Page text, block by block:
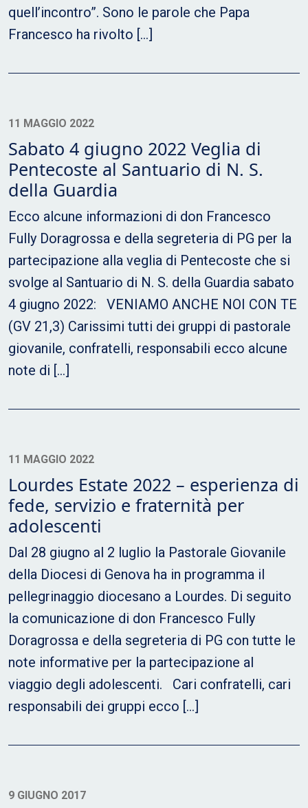
quell’incontro”. Sono le parole che Papa
Francesco ha rivolto […]
11 MAGGIO 2022
Sabato 4 giugno 2022 Veglia di
Pentecoste al Santuario di N. S.
della Guardia
Ecco alcune informazioni di don Francesco
Fully Doragrossa e della segreteria di PG per la
partecipazione alla veglia di Pentecoste che si
svolge al Santuario di N. S. della Guardia sabato
4 giugno 2022: VENIAMO ANCHE NOI CON TE
(GV 21,3) Carissimi tutti dei gruppi di pastorale
giovanile, confratelli, responsabili ecco alcune
note di […]
11 MAGGIO 2022
Lourdes Estate 2022 – esperienza di
fede, servizio e fraternità per
adolescenti
Dal 28 giugno al 2 luglio la Pastorale Giovanile
della Diocesi di Genova ha in programma il
pellegrinaggio diocesano a Lourdes. Di seguito
la comunicazione di don Francesco Fully
Doragrossa e della segreteria di PG con tutte le
note informative per la partecipazione al
viaggio degli adolescenti. Cari confratelli, cari
responsabili dei gruppi ecco […]
9 GIUGNO 2017